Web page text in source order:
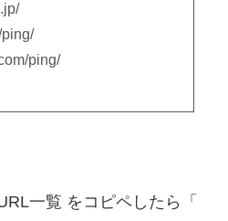
ping/
一覧 をコピペしたら「